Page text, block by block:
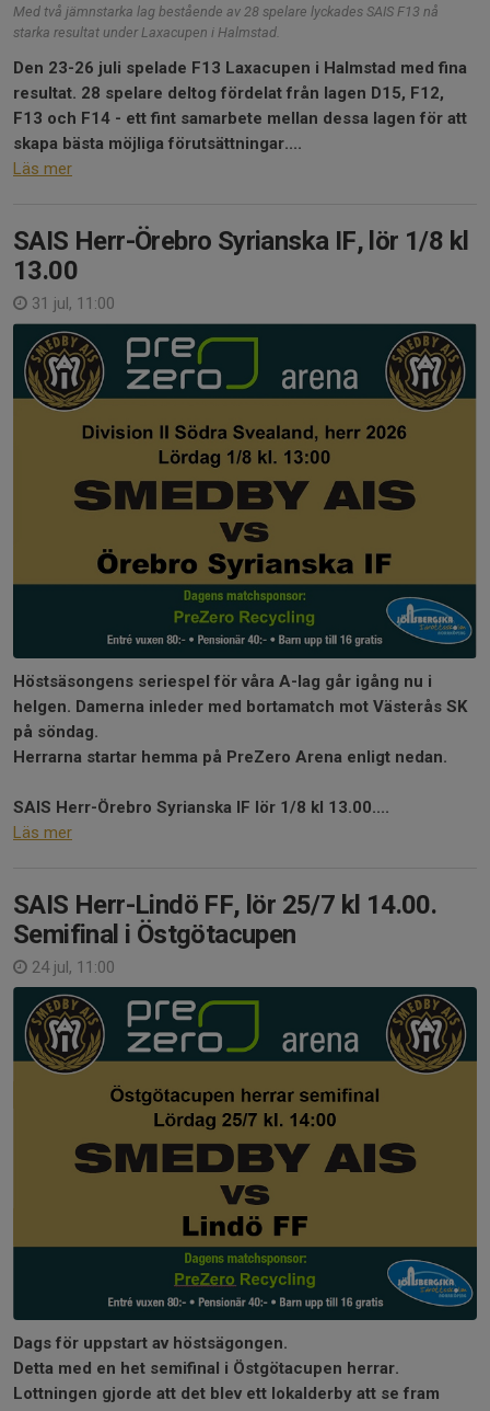
Med två jämnstarka lag bestående av 28 spelare lyckades SAIS F13 nå
starka resultat under Laxacupen i Halmstad.
Den 23-26 juli spelade F13 Laxacupen i Halmstad med fina
resultat. 28 spelare deltog fördelat från lagen D15, F12,
F13 och F14 - ett fint samarbete mellan dessa lagen för att
skapa bästa möjliga förutsättningar....
Läs mer
SAIS Herr-Örebro Syrianska IF, lör 1/8 kl
13.00
31 jul, 11:00
Höstsäsongens seriespel för våra A-lag går igång nu i
helgen. Damerna inleder med bortamatch mot Västerås SK
på söndag.
Herrarna startar hemma på PreZero Arena enligt nedan.
SAIS Herr-Örebro Syrianska IF lör 1/8 kl 13.00....
Läs mer
SAIS Herr-Lindö FF, lör 25/7 kl 14.00.
Semifinal i Östgötacupen
24 jul, 11:00
Dags för uppstart av höstsägongen.
Detta med en het semifinal i Östgötacupen herrar.
Lottningen gjorde att det blev ett lokalderby att se fram